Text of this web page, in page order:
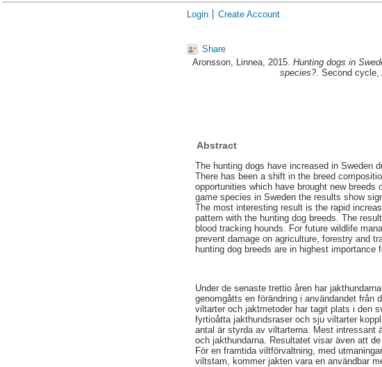
Login Create Account
Share
Aronsson, Linnea, 2015. Hunting dogs in
species?. Second cycle,
Abstract
The hunting dogs have increased in Sweden
There has been a shift in the breed
opportunities which have brought new
game species in Sweden the results show
The most interesting result is the rapid
pattern with the hunting dog breeds. The
blood tracking hounds. For future wildlife
prevent damage on agriculture, forestry and
hunting dog breeds are in highest importance
Under de senaste trettio åren har
genomgåtts en förändring i användandet från
viltarter och jaktmetoder har tagit plats i den
fyrtioåtta jakthundsraser och sju viltarter
antal är styrda av viltarterna. Mest intressant
och jakthundarna. Resultatet visar även att
För en framtida viltförvaltning, med
viltstam, kommer jakten vara en användbar